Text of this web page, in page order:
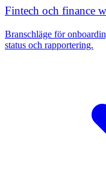
Fintech och finance
Branschläge för
status och rapportering.